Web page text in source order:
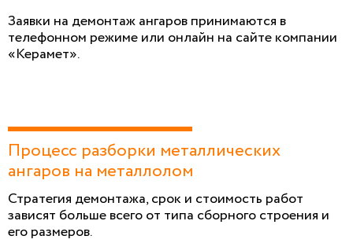
Заявки на демонтаж ангаров принимаются в
телефонном режиме или онлайн на сайте компании
«Керамет».
Процесс разборки металлических
ангаров на металлолом
Стратегия демонтажа, срок и стоимость работ
зависят больше всего от типа сборного строения и
его размеров.